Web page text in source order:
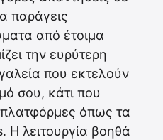
παράγεις
από έτοιμα
την ευρύτερη
που εκτελούν
σου, κάτι που
όπως τα
Η λειτουργία βοηθά